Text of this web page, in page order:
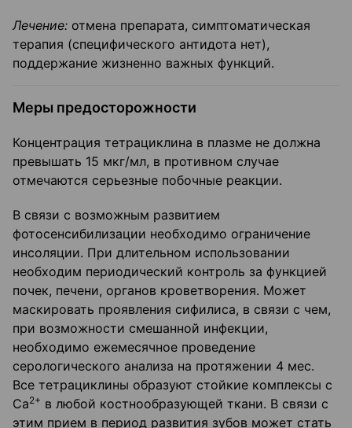
Лечение: отмена препарата, симптоматическая
терапия (специфического антидота нет),
поддержание жизненно важных функций.
Меры предосторожности
Концентрация тетрациклина в плазме не должна
превышать 15 мкг/мл, в противном случае
отмечаются серьезные побочные реакции.
В связи с возможным развитием
фотосенсибилизации необходимо ограничение
инсоляции. При длительном использовании
необходим периодический контроль за функцией
почек, печени, органов кроветворения. Может
маскировать проявления сифилиса, в связи с чем,
при возможности смешанной инфекции,
необходимо ежемесячное проведение
серологического анализа на протяжении 4 мес.
Все тетрациклины образуют стойкие комплексы с
Са2+ в любой костнообразующей ткани. В связи с
этим прием в период развития зубов может стать